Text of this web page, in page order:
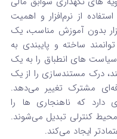
از نرم‌افزار و اهمیت
بدون آموزش مناسب، یک
ساخته و پایبندی به
های انطباق را به یک
درک مستندسازی را از یک
مشترک تغییر می‌دهد.
دارد که ناهنجاری ها را
کنترلی تبدیل می‌شوند.
ایجاد می‌کند.